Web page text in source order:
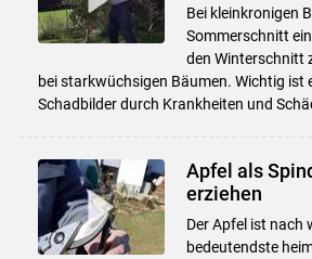
Bei kleinkronigen
Sommerschnitt
den Winterschnitt
bei starkwüchsigen Bäumen. Wichtig ist
Schadbilder durch Krankheiten und
Apfel als
erziehen
Der Apfel ist nach
bedeutendste